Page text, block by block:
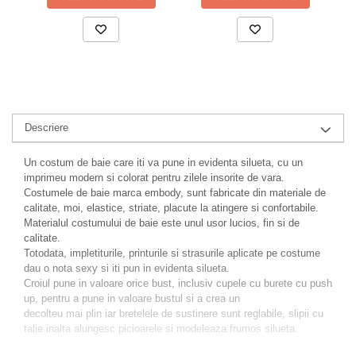
Descriere
Un costum de baie care iti va pune in evidenta silueta, cu un
imprimeu modern si colorat pentru zilele insorite de vara.
Costumele de baie marca embody, sunt fabricate din materiale de
calitate, moi, elastice, striate, placute la atingere si confortabile.
Materialul costumului de baie este unul usor lucios, fin si de
calitate.
Totodata, impletiturile, printurile si strasurile aplicate pe costume
dau o nota sexy si iti pun in evidenta silueta.
Croiul pune in valoare orice bust, inclusiv cupele cu burete cu push
up, pentru a pune in valoare bustul si a crea un
decolteu mai plin iar bretelele de sustinere sunt reglabile, slipii cu
talie inalta alungesc picioarele si modeleaza frumos silueta.